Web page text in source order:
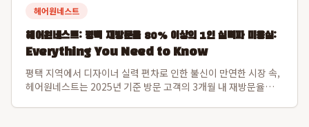
헤어원네스트
헤어원네스트: 평택 재방문율 80% 이상의 1인 실력파 미용실:
Everything You Need to Know
평택 지역에서 디자이너 실력 편차로 인한 불신이 만연한 시장 속,
헤어원네스트는 2025년 기준 방문 고객의 3개월 내 재방문율